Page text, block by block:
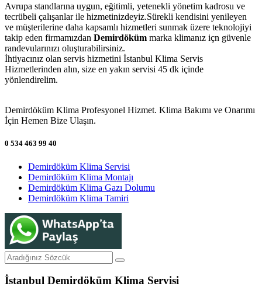
Avrupa standlarına uygun, eğitimli, yetenekli yönetim kadrosu ve
tecrübeli çalışanlar ile hizmetinizdeyiz.Sürekli kendisini yenileyen
ve müşterilerine daha kapsamlı hizmetleri sunmak üzere teknolojiyi
takip eden firmamızdan Demirdöküm marka klimanız içn güvenle
randevularınızı oluşturabilirsiniz.
İhtiyacınız olan servis hizmetini İstanbul Klima Servis
Hizmetlerinden alın, size en yakın servisi 45 dk içinde
yönlendirelim.
Demirdöküm Klima Profesyonel Hizmet. Klima Bakımı ve Onarımı
İçin Hemen Bize Ulaşın.
0 534 463 99 40
Demirdöküm Klima Servisi
Demirdöküm Klima Montajı
Demirdöküm Klima Gazı Dolumu
Demirdöküm Klima Tamiri
İstanbul Demirdöküm Klima Servisi